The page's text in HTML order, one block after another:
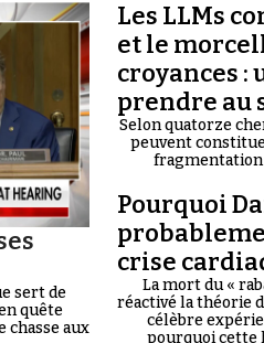
sert de
quête
chasse aux
Les LLMs
et le
croyances :
prendre au
Selon quatorze
peuvent
fragmentation
Pourquoi
crise
La mort du «
réactivé la théorie
célèbre
pourquoi cette